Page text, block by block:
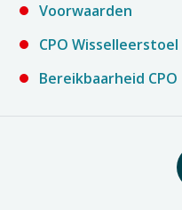
Voorwaarden
CPO Wisselleerstoel
Bereikbaarheid CPO